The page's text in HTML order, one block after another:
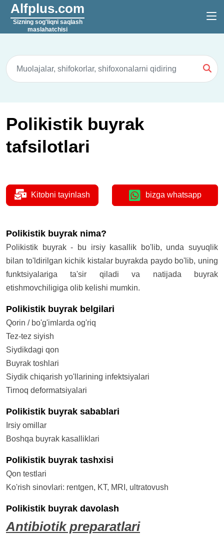
Alfplus.com
Sizning sog'liqni saqlash
maslahatchisi
Polikistik buyrak
tafsilotlari
Polikistik buyrak nima?
Polikistik buyrak - bu irsiy kasallik bo'lib, unda suyuqlik
bilan to'ldirilgan kichik kistalar buyrakda paydo bo'lib, uning
funktsiyalariga ta'sir qiladi va natijada buyrak
etishmovchiligiga olib kelishi mumkin.
Polikistik buyrak belgilari
Qorin / bo'g'imlarda og'riq
Tez-tez siyish
Siydikdagi qon
Buyrak toshlari
Siydik chiqarish yo'llarining infektsiyalari
Tirnoq deformatsiyalari
Polikistik buyrak sabablari
Irsiy omillar
Boshqa buyrak kasalliklari
Polikistik buyrak tashxisi
Qon testlari
Ko'rish sinovlari: rentgen, KT, MRI, ultratovush
Polikistik buyrak davolash
Antibiotik preparatlari
Kitobni tayinlash bizga whatsapp